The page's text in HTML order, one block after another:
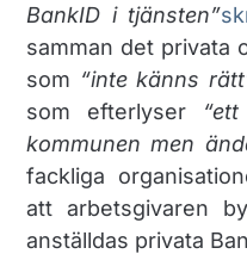
BankID i tjänsten”
samman det privata
som “inte känns
som efterlyser
kommunen men
fackliga
att arbetsgivaren
anställdas privata